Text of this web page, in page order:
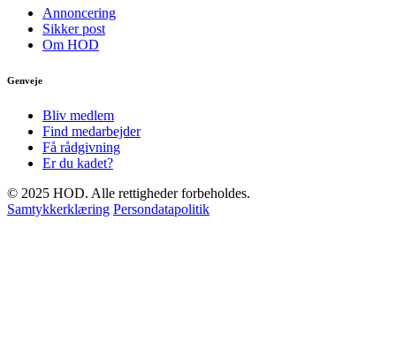
Annoncering
Sikker post
Om HOD
Genveje
Bliv medlem
Find medarbejder
Få rådgivning
Er du kadet?
© 2025 HOD. Alle rettigheder forbeholdes.
Samtykkerklæring Persondatapolitik